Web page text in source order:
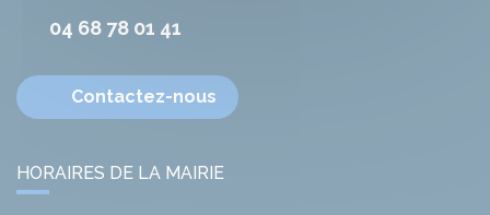
04 68 78 01 41
Contactez-nous
HORAIRES DE LA MAIRIE